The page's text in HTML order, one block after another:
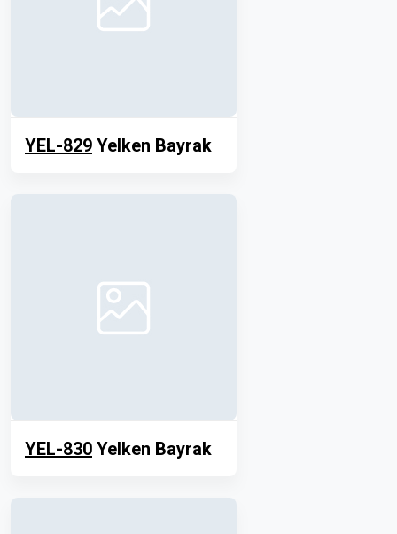
YEL-829 Yelken Bayrak
YEL-830 Yelken Bayrak